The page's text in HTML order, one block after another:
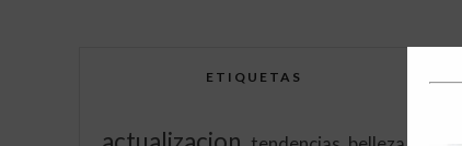
ETIQUETAS